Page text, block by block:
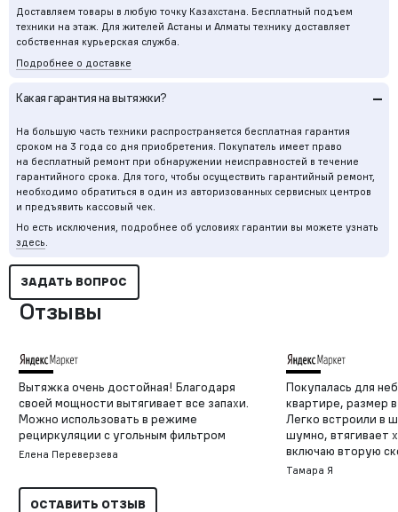
Доставляем товары в любую точку Казахстана. Бесплатный подъем
техники на этаж. Для жителей Астаны и Алматы технику доставляет
собственная курьерская служба.
Подробнее о доставке
Какая гарантия на вытяжки? –
На большую часть техники распространяется бесплатная гарантия
сроком на 3 года со дня приобретения. Покупатель имеет право
на бесплатный ремонт при обнаружении неисправностей в течение
гарантийного срока. Для того, чтобы осуществить гарантийный ремонт,
необходимо обратиться в один из авторизованных сервисных центров
и предъявить кассовый чек.
Но есть исключения, подробнее об условиях гарантии вы можете узнать
здесь.
ЗАДАТЬ ВОПРОС
Отзывы
Вытяжка очень достойная! Благодаря
своей мощности вытягивает все запахи.
Можно использовать в режиме
рециркуляции с угольным фильтром
Елена Переверзева
Покупалась для
квартире, размер
Легко встроили в
шумно, втягивает
включаю вторую
Тамара Я
ОСТАВИТЬ ОТЗЫВ